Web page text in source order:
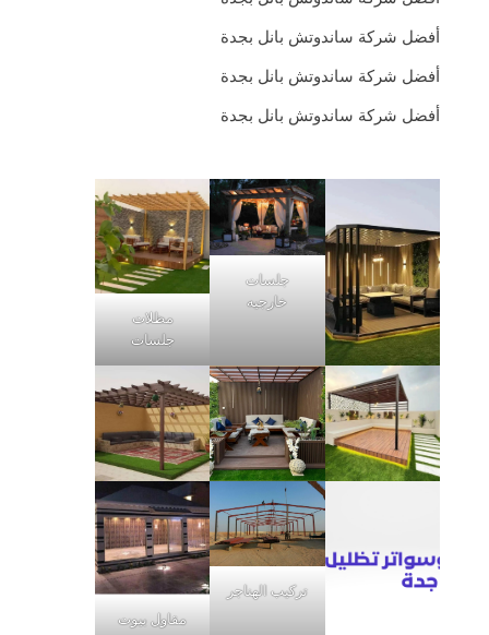
أفضل شركة ساندوتش بانل بجدة
أفضل شركة ساندوتش بانل بجدة
أفضل شركة ساندوتش بانل بجدة
جلسات
خارجيه
مظلات
جلسات
تركيب الهناجر
مقاول بيوت